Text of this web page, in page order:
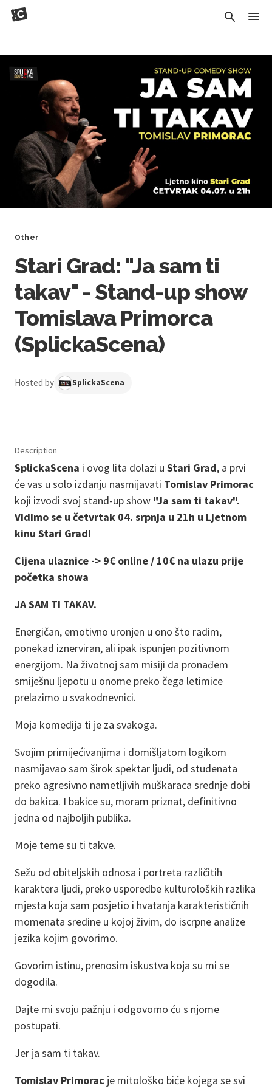
Other
Stari Grad: "Ja sam ti
takav" - Stand-up show
Tomislava Primorca
(SplickaScena)
Hosted by SplickaScena
Description
SplickaScena i ovog lita dolazi u Stari Grad, a prvi
će vas u solo izdanju nasmijavati Tomislav Primorac
koji izvodi svoj stand-up show "Ja sam ti takav".
Vidimo se u četvrtak 04. srpnja u 21h u Ljetnom
kinu Stari Grad!
Cijena ulaznice -> 9€ online / 10€ na ulazu prije
početka showa
JA SAM TI TAKAV.
Energičan, emotivno uronjen u ono što radim,
ponekad iznerviran, ali ipak ispunjen pozitivnom
energijom. Na životnoj sam misiji da pronađem
smiješnu ljepotu u onome preko čega letimice
prelazimo u svakodnevnici.
Moja komedija ti je za svakoga.
Svojim primijećivanjima i domišljatom logikom
nasmijavao sam širok spektar ljudi, od studenata
preko agresivno nametljivih muškaraca srednje dobi
do bakica. I bakice su, moram priznat, definitivno
jedna od najboljih publika.
Moje teme su ti takve.
Sežu od obiteljskih odnosa i portreta različitih
karaktera ljudi, preko usporedbe kulturoloških razlika
mjesta koja sam posjetio i hvatanja karakterističnih
momenata sredine u kojoj živim, do iscrpne analize
jezika kojim govorimo.
Govorim istinu, prenosim iskustva koja su mi se
dogodila.
Dajte mi svoju pažnju i odgovorno ću s njome
postupati.
Jer ja sam ti takav.
Tomislav Primorac je mitološko biće kojega se svi